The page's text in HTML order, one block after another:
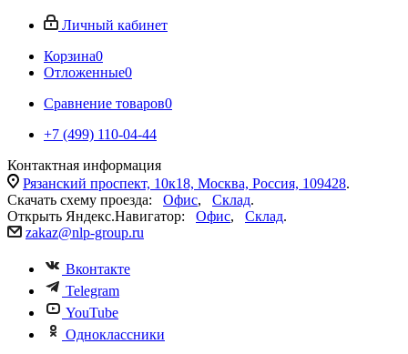
Личный кабинет
Корзина0
Отложенные0
Сравнение товаров0
+7 (499) 110-04-44
Контактная информация
Рязанский проспект, 10к18, Москва, Россия, 109428.
Скачать схему проезда: Офис, Склад.
Открыть Яндекс.Навигатор: Офис, Склад.
zakaz@nlp-group.ru
Вконтакте
Telegram
YouTube
Одноклассники